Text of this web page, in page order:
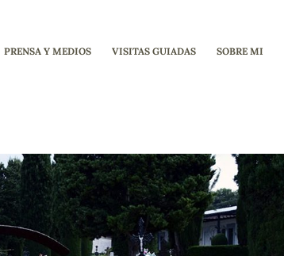
PRENSA Y MEDIOS VISITAS GUIADAS SOBRE MI